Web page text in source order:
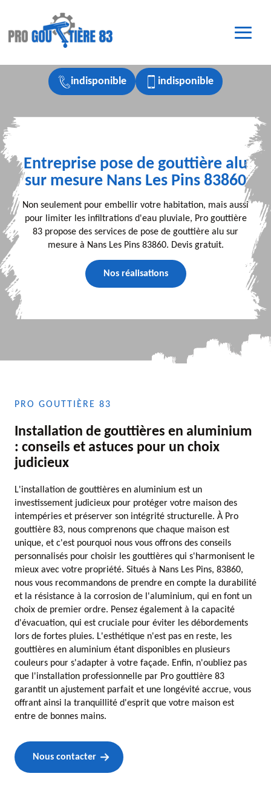
indisponible indisponible
Entreprise pose de gouttière alu
sur mesure Nans Les Pins 83860
Non seulement pour embellir votre habitation, mais aussi
pour limiter les infiltrations d'eau pluviale, Pro gouttière
83 propose des services de pose de gouttière alu sur
mesure à Nans Les Pins 83860. Devis gratuit.
Nos réalisations
PRO GOUTTIÈRE 83
Installation de gouttières en aluminium
: conseils et astuces pour un choix
judicieux
L'installation de gouttières en aluminium est un
investissement judicieux pour protéger votre maison des
intempéries et préserver son intégrité structurelle. À Pro
gouttière 83, nous comprenons que chaque maison est
unique, et c'est pourquoi nous vous offrons des conseils
personnalisés pour choisir les gouttières qui s'harmonisent le
mieux avec votre propriété. Situés à Nans Les Pins, 83860,
nous vous recommandons de prendre en compte la durabilité
et la résistance à la corrosion de l'aluminium, qui en font un
choix de premier ordre. Pensez également à la capacité
d'évacuation, qui est cruciale pour éviter les débordements
lors de fortes pluies. L'esthétique n'est pas en reste, les
gouttières en aluminium étant disponibles en plusieurs
couleurs pour s'adapter à votre façade. Enfin, n'oubliez pas
que l'installation professionnelle par Pro gouttière 83
garantit un ajustement parfait et une longévité accrue, vous
offrant ainsi la tranquillité d'esprit que votre maison est
entre de bonnes mains.
Nous contacter